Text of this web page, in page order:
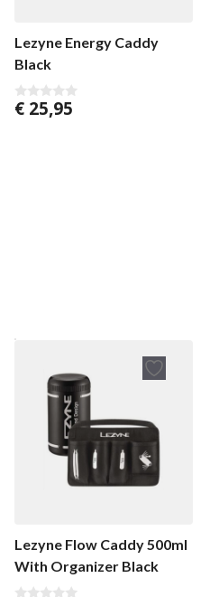
Lezyne Energy Caddy
Black
0
€ 25,95
Lezyne Flow Caddy 500ml
With Organizer Black